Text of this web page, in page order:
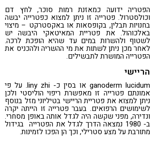
הפטריה ידועה כמאזנת רמות סוכר, לחץ דם
וכולסטרול. פטרייה זו ניתן למצוא כפטרייה יבשה
בחנויות תבלין, בקופסאות או באקסטרקט – מיצוי
באלכוהול. את פטריית המאיטאקי היבשה יש
לשטוף ולהשרות במים עד שהיא הופכת לרכה.
לאחר מכן ניתן לשתות את מי ההשריה ולהכניס את
הפטרייה המושרת לתבשילים.
הריישי
ganoderm lucidum או בסין כ- liny zhi. על פי
אמונתם פטרייה זו מאפשרת ריפוי הוליסטי ולכן
ניתן למצוא את פטריית הריישי בטיליוני מזל בנוסף
לשימושים הרפואים. בעבר פטרייה זו הייתה יקרה
ונדירה, מפני שקשה היה לגדל אותה באופן מסחרי.
ב- 1980 נמצאה הדרך לגדל את הפטרייה בגידול
מתורבת על מצע סטרילי, וכך הן הפכו לזמינות.